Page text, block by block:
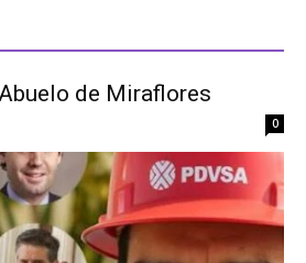
de Miraflores
0